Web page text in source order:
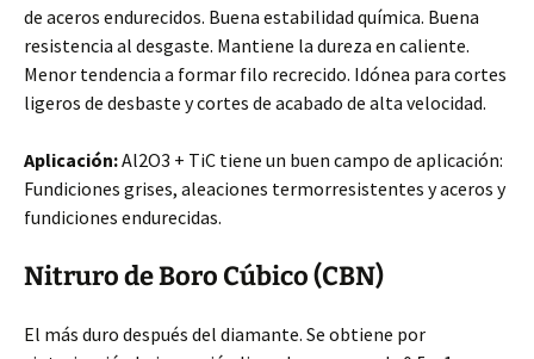
de aceros endurecidos. Buena estabilidad química. Buena
resistencia al desgaste. Mantiene la dureza en caliente.
Menor tendencia a formar filo recrecido. Idónea para cortes
ligeros de desbaste y cortes de acabado de alta velocidad.
Aplicación:Al2O3 + TiC tiene un buen campo de aplicación:
Fundiciones grises, aleaciones termorresistentes y aceros y
fundiciones endurecidas.
Nitruro de Boro Cúbico (CBN)
El más duro después del diamante. Se obtiene por